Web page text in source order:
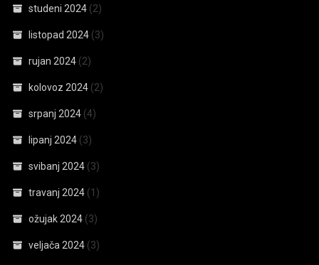
studeni 2024 (2)
listopad 2024 (3)
rujan 2024 (2)
kolovoz 2024 (2)
srpanj 2024 (4)
lipanj 2024 (3)
svibanj 2024 (3)
travanj 2024 (1)
ožujak 2024 (3)
veljača 2024 (3)